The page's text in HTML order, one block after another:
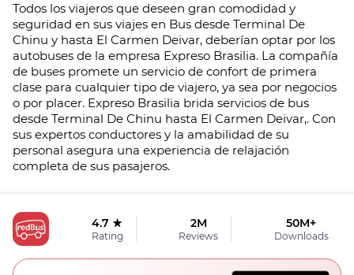
Todos los viajeros que deseen gran comodidad y
seguridad en sus viajes en Bus desde Terminal De
Chinu y hasta El Carmen Deivar, deberían optar por los
autobuses de la empresa Expreso Brasilia. La compañía
de buses promete un servicio de confort de primera
clase para cualquier tipo de viajero, ya sea por negocios
o por placer. Expreso Brasilia brida servicios de bus
desde Terminal De Chinu hasta El Carmen Deivar,. Con
sus expertos conductores y la amabilidad de su
personal asegura una experiencia de relajación
completa de sus pasajeros.
4.7 ★
Rating
2M
Reviews
50M+
Downloads